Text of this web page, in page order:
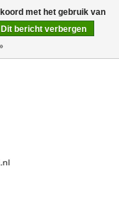
0 Artikelen - €0,00
met het gebruik van
Dit bericht verbergen